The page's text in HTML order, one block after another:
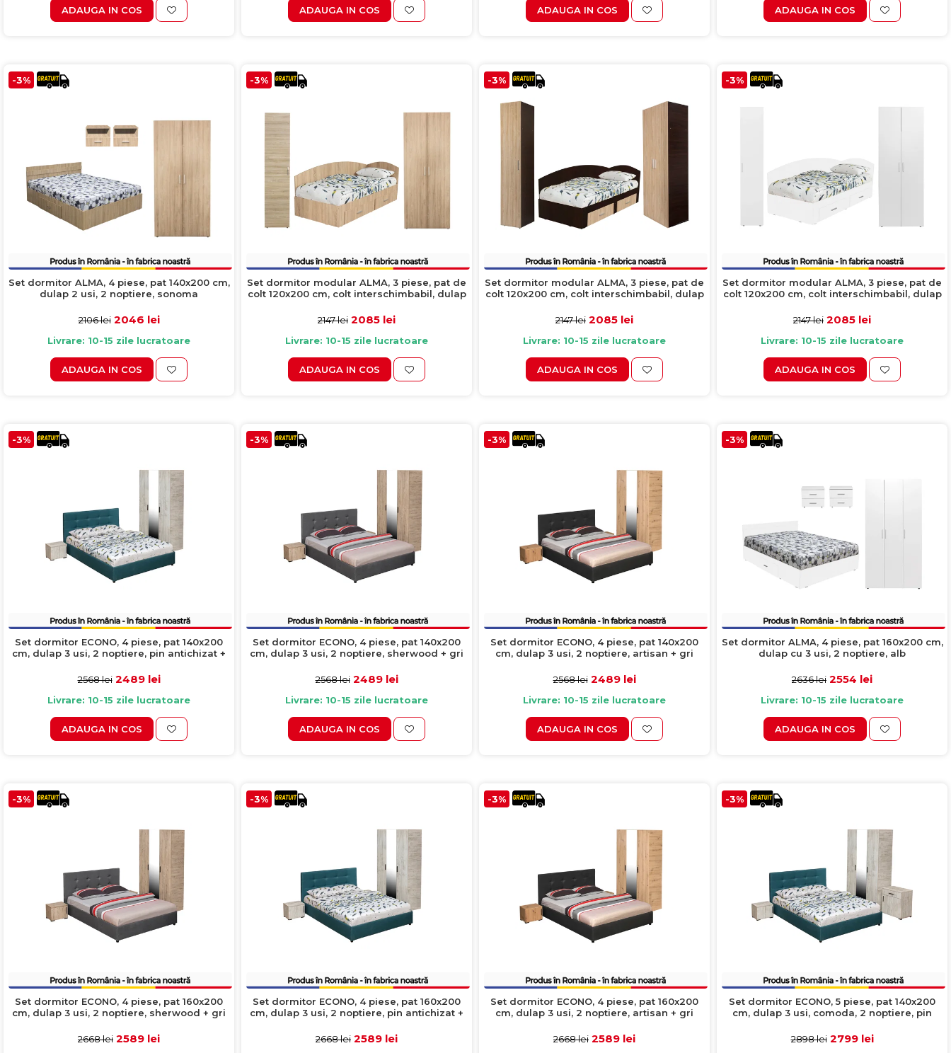
Colectia COMOADAUGA IN COS ADAUGA IN COS ADAUGA IN COS ADAUGA IN COS
-3%
Set dormitor ALMA, 4 piese, pat 140x200 cm,
dulap 2 usi, 2 noptiere, sonoma
2106 lei 2046 lei
Livrare: 10-15 zile lucratoare
ADAUGA IN COS
-3%
Set dormitor modular ALMA, 3 piese, pat de
colt 120x200 cm, colt interschimbabil, dulap
2147 lei 2085 lei
Livrare: 10-15 zile lucratoare
ADAUGA IN COS
-3%
Set dormitor modular ALMA, 3 piese, pat de
colt 120x200 cm, colt interschimbabil, dulap
deschis
2147 lei 2085 lei
Livrare: 10-15 zile lucratoare
ADAUGA IN COS
-3%
Set dormitor modular ALMA, 3 piese, pat de
colt 120x200 cm, colt interschimbabil, dulap
2147 lei 2085 lei
Livrare: 10-15 zile lucratoare
ADAUGA IN COS
-3%
Set dormitor ECONO, 4 piese, pat 140x200
cm, dulap 3 usi, 2 noptiere, pin antichizat +
2568 lei 2489 lei
Livrare: 10-15 zile lucratoare
ADAUGA IN COS
-3%
Set dormitor ECONO, 4 piese, pat 140x200
cm, dulap 3 usi, 2 noptiere, sherwood + gri
2568 lei 2489 lei
Livrare: 10-15 zile lucratoare
ADAUGA IN COS
-3%
Set dormitor ECONO, 4 piese, pat 140x200
cm, dulap 3 usi, 2 noptiere, artisan + gri
2568 lei 2489 lei
Livrare: 10-15 zile lucratoare
ADAUGA IN COS
-3%
Set dormitor ALMA, 4 piese, pat 160x200 cm,
dulap cu 3 usi, 2 noptiere, alb
2636 lei 2554 lei
Livrare: 10-15 zile lucratoare
ADAUGA IN COS
-3%
Set dormitor ECONO, 4 piese, pat 160x200
cm, dulap 3 usi, 2 noptiere, sherwood + gri
2668 lei 2589 lei
-3%
Set dormitor ECONO, 4 piese, pat 160x200
cm, dulap 3 usi, 2 noptiere, pin antichizat +
2668 lei 2589 lei
-3%
Set dormitor ECONO, 4 piese, pat 160x200
cm, dulap 3 usi, 2 noptiere, artisan + gri
2668 lei 2589 lei
-3%
Set dormitor ECONO, 5 piese, pat 140x200
cm, dulap 3 usi, comoda, 2 noptiere, pin
2898 lei 2799 lei